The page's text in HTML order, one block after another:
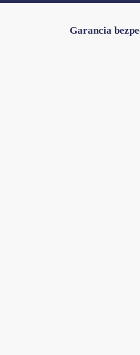
Garancia